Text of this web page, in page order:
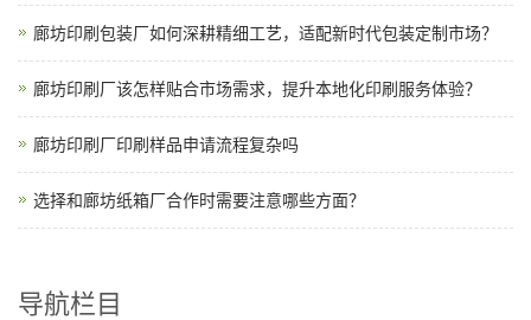
廊坊印刷包装厂如何深耕精细工艺，适配新时代包装定制市场？
廊坊印刷厂该怎样贴合市场需求，提升本地化印刷服务体验？
廊坊印刷厂印刷样品申请流程复杂吗
选择和廊坊纸箱厂合作时需要注意哪些方面？
导航栏目